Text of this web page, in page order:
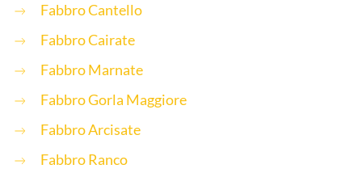
Fabbro Cantello
Fabbro Cairate
Fabbro Marnate
Fabbro Gorla Maggiore
Fabbro Arcisate
Fabbro Ranco